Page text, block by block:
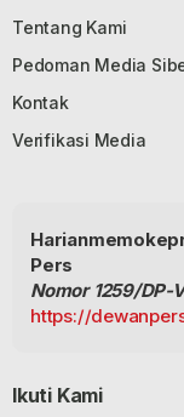
Tentang Kami
Pedoman Media
Kontak
Verifikasi Media
Pers
Nomor 1259/
https://
Ikuti Kami